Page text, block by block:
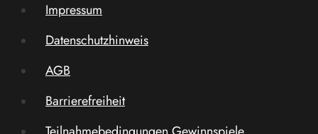
Impressum
Datenschutzhinweis
AGB
Barrierefreiheit